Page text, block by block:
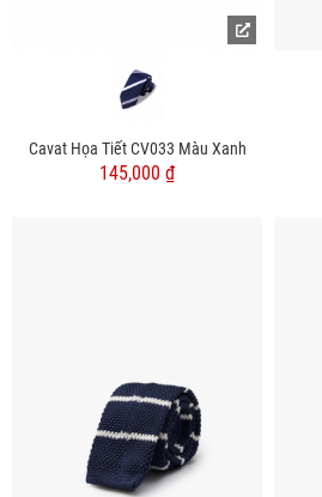
Cavat Họa Tiết CV033 Màu Xanh
145,000 ₫